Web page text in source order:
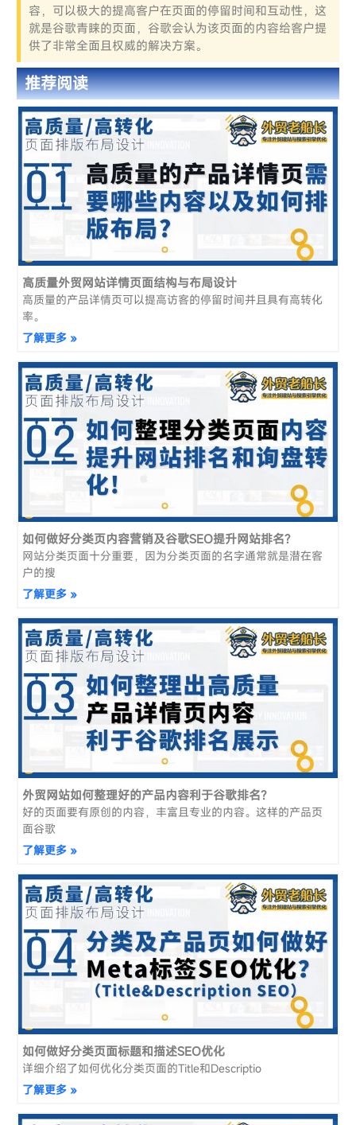
容，可以极大的提高客户在页面的停留时间和互动性，这
就是谷歌青睐的页面，谷歌会认为该页面的内容给客户提
供了非常全面且权威的解决方案。
推荐阅读
高质量外贸网站详情页面结构与布局设计
高质量的产品详情页可以提高访客的停留时间并且具有高转化
率。
了解更多 »
如何做好分类页内容营销及谷歌SEO提升网站排名?
网站分类页面十分重要，因为分类页面的名字通常就是潜在客
户的搜
了解更多 »
外贸网站如何整理好的产品内容利于谷歌排名？
好的页面要有原创的内容，丰富且专业的内容。这样的产品页
面谷歌
了解更多 »
如何做好分类页面标题和描述SEO优化
详细介绍了如何优化分类页面的Title和Descriptio
了解更多 »